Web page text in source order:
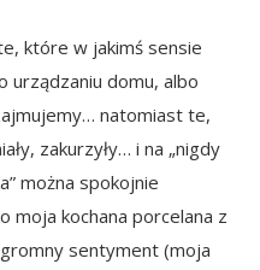
które w jakimś sensie
urządzaniu domu, albo
natomiast te,
zakurzyły… i na „nigdy
można spokojnie
moja kochana porcelana z
sentyment (moja